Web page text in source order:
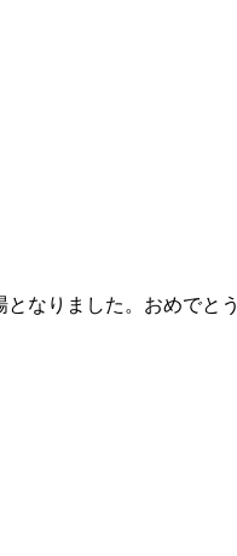
なりました。おめでとう